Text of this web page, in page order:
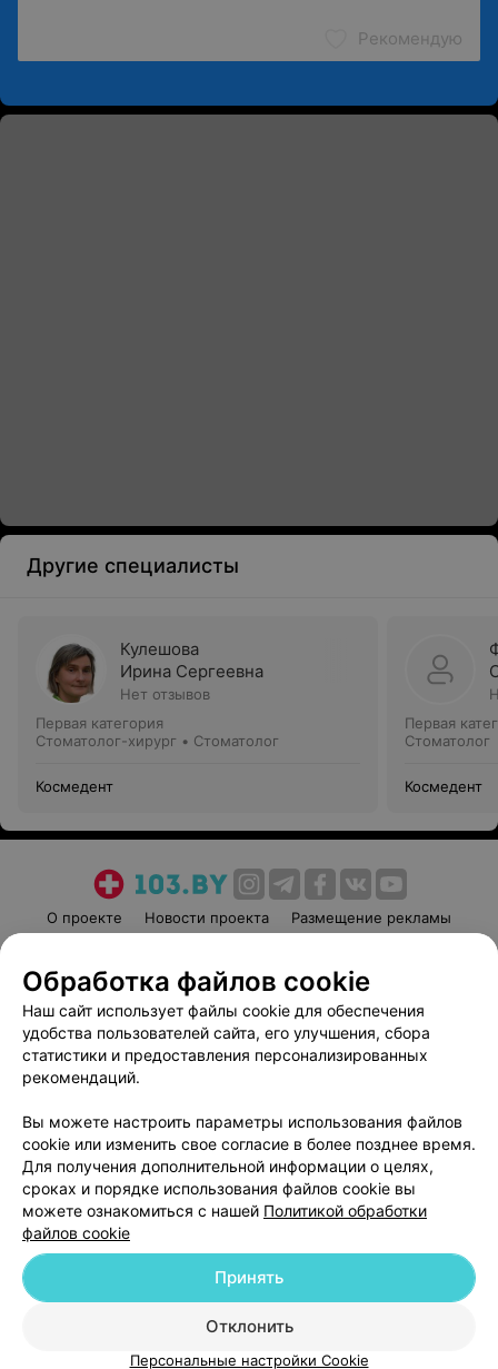
Рекомендую
Другие специалисты
Кулешова
Ирина Сергеевна
Нет отзывов
Первая категория
Стоматолог-хирург • Стоматолог
Космедент
Первая
Стоматолог
Космедент
О проекте Новости проекта
Размещение рекламы
Пользовательское соглашение
Способы оплаты
Вакансии
Партнеры
Написать руководителю 103.by
Обработка персональных данных
© 2026 ООО «Артокс Лаб», УНП 191700409
| 220012, Республика Беларусь,
Служба поддержки +375 291212755
Обработка файлов cookie
Наш сайт использует файлы cookie для обеспечения
удобства пользователей сайта, его улучшения, сбора
статистики и предоставления персонализированных
рекомендаций.
Вы можете настроить параметры использования файлов
cookie или изменить свое согласие в более позднее время.
Для получения дополнительной информации о целях,
сроках и порядке использования файлов cookie вы
можете ознакомиться с нашей Политикой обработки
файлов cookie
Отклонить
Принять
Персональные настройки Cookie